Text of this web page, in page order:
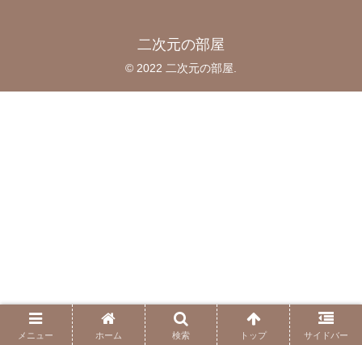
二次元の部屋
© 2022 二次元の部屋.
メニュー ホーム 検索 トップ サイドバー